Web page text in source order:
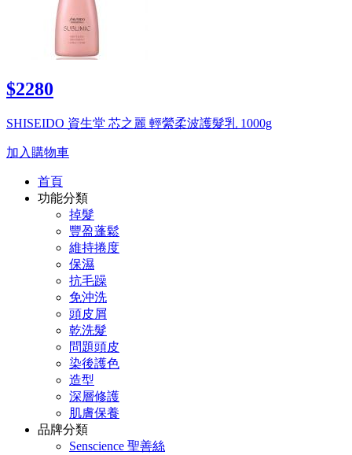
$2280
SHISEIDO 資生堂 芯之麗 輕縈柔波護髮乳 1000g
加入購物車
首頁
功能分類
掉髮
豐盈蓬鬆
維持捲度
保濕
抗毛躁
免沖洗
頭皮屑
乾洗髮
問題頭皮
染後護色
造型
深層修護
肌膚保養
品牌分類
Senscience 聖善絲